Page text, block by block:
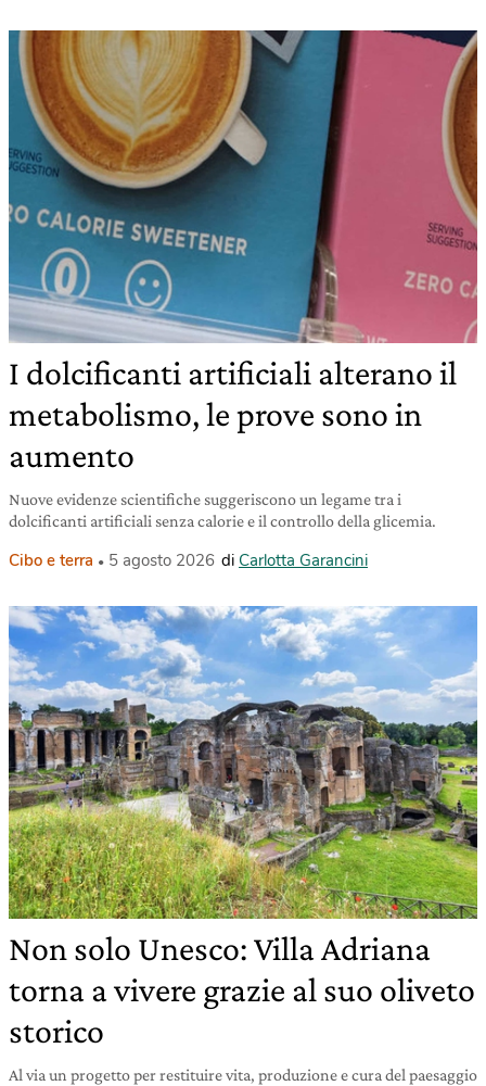
I dolcificanti artificiali alterano il
metabolismo, le prove sono in
aumento
Nuove evidenze scientifiche suggeriscono un legame tra i
dolcificanti artificiali senza calorie e il controllo della glicemia.
Cibo e terra 5 agosto 2026 di Carlotta Garancini
Non solo Unesco: Villa Adriana
torna a vivere grazie al suo oliveto
storico
Al via un progetto per restituire vita, produzione e cura del paesaggio